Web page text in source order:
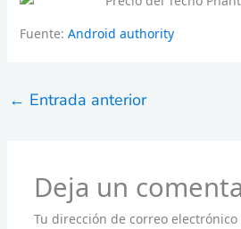
Fuente: Android authority
← Entrada anterior
Deja un
Tu dirección de correo